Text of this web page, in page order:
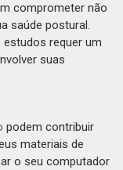
comprometer não
saúde postural.
estudos requer um
suas
podem contribuir
materiais de
o seu computador